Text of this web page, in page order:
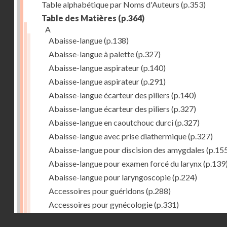
Table alphabétique par Noms d'Auteurs (p.353)
Table des Matières (p.364)
A
Abaisse-langue(p.138)
Abaisse-langue à palette(p.327)
Abaisse-langue aspirateur(p.140)
Abaisse-langue aspirateur(p.291)
Abaisse-langue écarteur des piliers (p.140)
Abaisse-langue écarteur des piliers (p.327)
Abaisse-langue en caoutchouc durci(p.327)
Abaisse-langue avec prise diathermique(p.327)
Abaisse-langue pour discision des amygdales
Abaisse-langue pour examen forcé du larynx
Abaisse-langue pour laryngoscopie(p.224)
Accessoires pour guéridons (p.288)
Accessoires pour gynécologie(p.331)